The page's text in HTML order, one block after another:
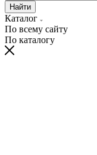
Найти
Каталог
По всему сайту
По каталогу